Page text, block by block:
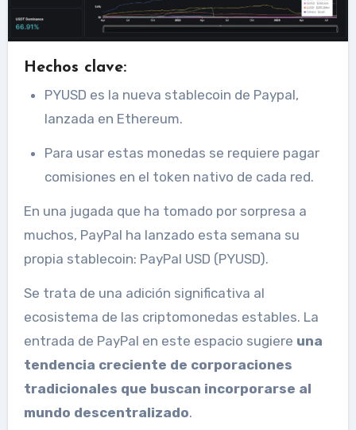
Hechos clave:
PYUSD es la nueva stablecoin de Paypal,
lanzada en Ethereum.
Para usar estas monedas se requiere pagar
comisiones en el token nativo de cada red.
En una jugada que ha tomado por sorpresa a
muchos, PayPal ha lanzado esta semana su
propia stablecoin: PayPal USD (PYUSD).
Se trata de una adición significativa al
ecosistema de las criptomonedas estables. La
entrada de PayPal en este espacio sugiere una
tendencia creciente de corporaciones
tradicionales que buscan incorporarse al
mundo descentralizado.